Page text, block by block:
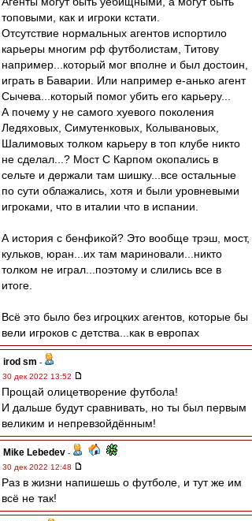
топовыми, как и игроки кстати.
Отсутствие нормальных агентов испортило
карьеры многим рф футболистам, Титову
например...который мог вполне и был достоин,
играть в Баварии. Или например е-анько агент
Сычева...который помог убить его карьеру...
А почему у не самого хуевого поколения
Ледяховых, Симутенковых, Колывановых,
Шалимовых толком карьеру в топ клубе никто
не сделал...? Мост С Карпом окопались в
сельте и держали там шишку...все остальные
по сути облажались, хотя и были уровневыми
игроками, что в италии что в испании.
А история с бенфикой? Это вообще трэш, мост,
кульков, юран...их там мариновали...никто
толком не играл...поэтому и слились все в
итоге.
Всё это было без игроцких агентов, которые бы
вели игроков с детства...как в европах
irod sm -
30 дек 2022 13:52
Прощай олицетворение футбола!
И дальше будут сравнивать, но ты был первым
великим и непревзойдённым!
Mike Lebedev -
30 дек 2022 12:48
Раз в жизни напишешь о футболе, и тут же им
всё не так!